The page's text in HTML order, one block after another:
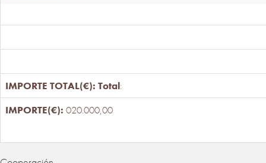
Total:
020.000,00